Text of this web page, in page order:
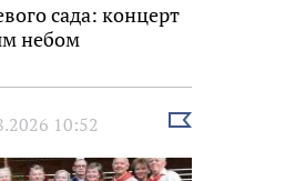
сада: концерт
небом
10:52
Выбрать